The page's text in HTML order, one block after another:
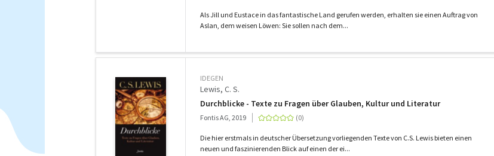
Als Jill und Eustace in das fantastische Land gerufen werden, erhalten sie einen Auftrag von
Aslan, dem weisen Löwen: Sie sollen nach dem...
IDEGEN
Lewis, C. S.
Durchblicke - Texte zu Fragen über Glauben, Kultur und Literatur
Fontis AG, 2019
Die hier erstmals in deutscher Übersetzung vorliegenden Texte von C.S. Lewis bieten einen
neuen und faszinierenden Blick auf einen der ei...